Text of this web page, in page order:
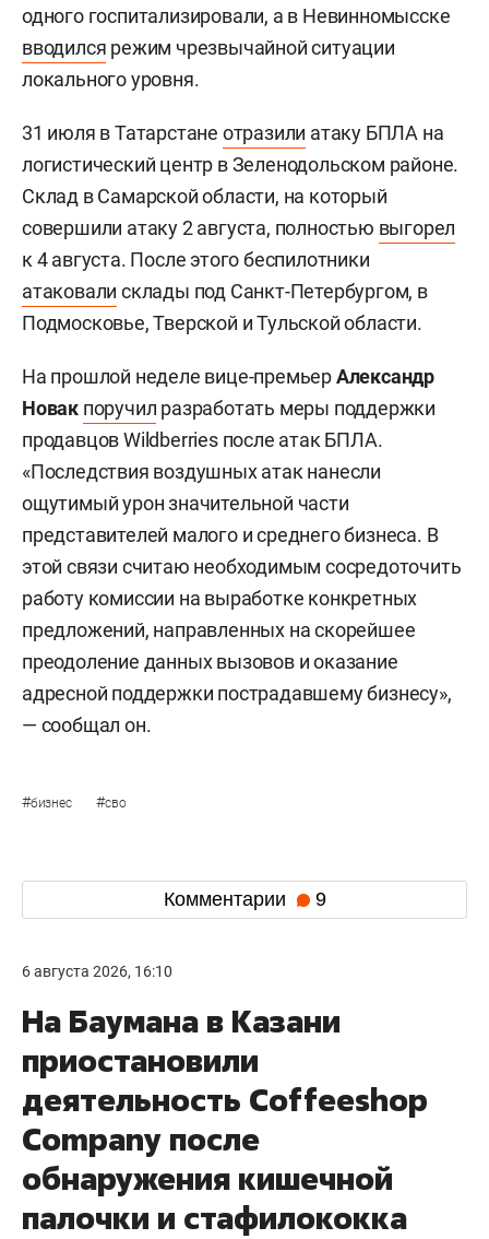
одного госпитализировали, а в Невинномысске
вводился режим чрезвычайной ситуации
локального уровня.
31 июля в Татарстане отразили атаку БПЛА на
логистический центр в Зеленодольском районе.
Склад в Самарской области, на который
совершили атаку 2 августа, полностью выгорел
к 4 августа. После этого беспилотники
атаковали склады под Санкт-Петербургом, в
Подмосковье, Тверской и Тульской области.
На прошлой неделе вице-премьерАлександр
Новак поручил разработать меры поддержки
продавцов Wildberries после атак БПЛА.
«Последствия воздушных атак нанесли
ощутимый урон значительной части
представителей малого и среднего бизнеса. В
этой связи считаю необходимым сосредоточить
работу комиссии на выработке конкретных
предложений, направленных на скорейшее
преодоление данных вызовов и оказание
адресной поддержки пострадавшему бизнесу»,
— сообщал он.
#бизнес #сво
Комментарии 9
6 августа 2026, 16:10
На Баумана в Казани
приостановили
деятельность Соffeeshop
Company после
обнаружения кишечной
палочки и стафилококка